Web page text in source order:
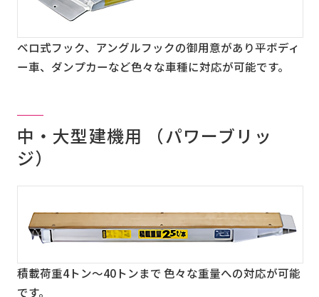
ベロ式フック、アングルフックの御用意があり平ボディ
ー車、ダンプカーなど色々な車種に対応が可能です。
中・大型建機用 （パワーブリッ
ジ）
積載荷重4トン～40トンまで 色々な重量への対応が可能
です。